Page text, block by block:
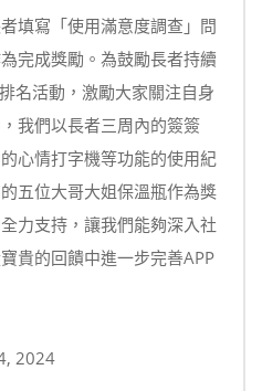
填寫「使用滿意度調查」問
完成獎勵。為鼓勵長者持續
名活動，激勵大家關注自身
我們以長者三周內的簽簽
心情打字機等功能的使用紀
五位大哥大姐保溫瓶作為獎
力支持，讓我們能夠深入社
貴的回饋中進一步完善APP
2024